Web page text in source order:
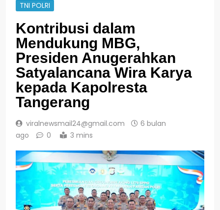
TNI POLRI
Kontribusi dalam
Mendukung MBG,
Presiden Anugerahkan
Satyalancana Wira Karya
kepada Kapolresta
Tangerang
viralnewsmail24@gmail.com
6 bulan
ago
0 3 mins